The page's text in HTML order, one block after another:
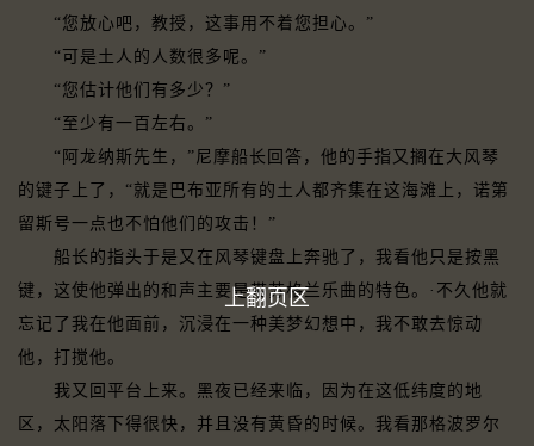
“您放心吧，教授，这事用不着您担心。”
“可是土人的人数很多呢。”
“您估计他们有多少？”
“至少有一百左右。”
“阿龙纳斯先生，”尼摩船长回答，他的手指又搁在大风琴
的键子上了，“就是巴布亚所有的土人都齐集在这海滩上，诺第
留斯号一点也不怕他们的攻击！”
船长的指头于是又在风琴键盘上奔驰了，我看他只是按黑
键，这使他弹出的和声主要是带苏格兰乐曲的特色。·不久他就
忘记了我在他面前，沉浸在一种美梦幻想中，我不敢去惊动
他，打搅他。
我又回平台上来。黑夜已经来临，因为在这低纬度的地
区，太阳落下得很快，并且没有黄昏的时候。我看那格波罗尔
上翻页区